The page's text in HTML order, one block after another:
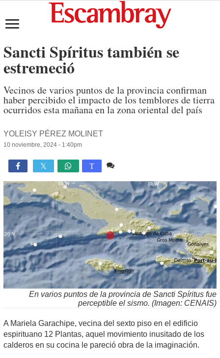
Sancti Spíritus también se
estremeció
Vecinos de varios puntos de la provincia confirman
haber percibido el impacto de los temblores de tierra
ocurridos esta mañana en la zona oriental del país
YOLEISY PÉREZ MOLINET
10 noviembre, 2024 - 1:40pm
 T
En varios puntos de la provincia de Sancti Spíritus fue
perceptible el sismo. (Imagen: CENAIS)
A Mariela Garachipe, vecina del sexto piso en el edificio
espirituano 12 Plantas, aquel movimiento inusitado de los
calderos en su cocina le pareció obra de la imaginación.